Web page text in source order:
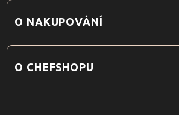
O NAKUPOVÁNÍ
O CHEFSHOPU